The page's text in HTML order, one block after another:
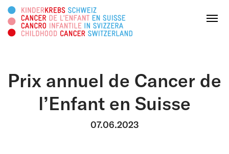
Menu
FAIRE UN DON
Rechercher sur ce site web
Prix annuel de Cancer de
l’Enfant en Suisse
07.06.2023